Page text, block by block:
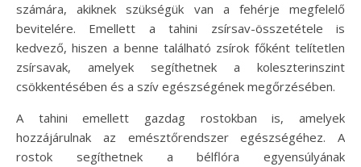
számára, akiknek szükségük van a fehérje megfelelő
bevitelére. Emellett a tahini zsírsav-összetétele is
kedvező, hiszen a benne található zsírok főként telítetlen
zsírsavak, amelyek segíthetnek a koleszterinszint
csökkentésében és a szív egészségének megőrzésében.
A tahini emellett gazdag rostokban is, amelyek
hozzájárulnak az emésztőrendszer egészségéhez. A
rostok segíthetnek a bélflóra egyensúlyának